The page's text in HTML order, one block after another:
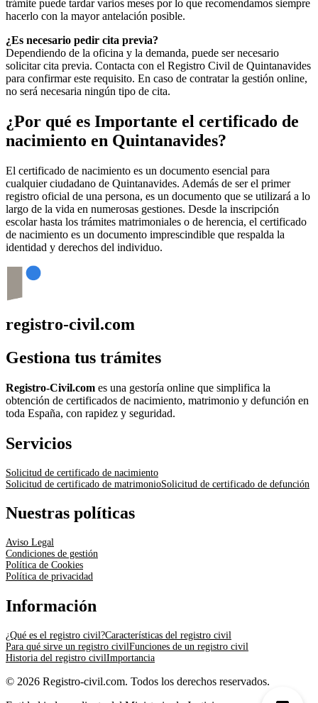
trámite puede tardar varios meses por lo que recomendamos siempre
hacerlo con la mayor antelación posible.
¿Es necesario pedir cita previa?
Dependiendo de la oficina y la demanda, puede ser necesario
solicitar cita previa. Contacta con el Registro Civil de Quintanavides
para confirmar este requisito. En caso de contratar la gestión online,
no será necesaria ningún tipo de cita.
¿Por qué es Importante el certificado de
nacimiento en Quintanavides?
El certificado de nacimiento es un documento esencial para
cualquier ciudadano de Quintanavides. Además de ser el primer
registro oficial de una persona, es un documento que se utilizará a lo
largo de la vida en numerosas gestiones. Desde la inscripción
escolar hasta los trámites matrimoniales o de herencia, el certificado
de nacimiento es un documento imprescindible que respalda la
identidad y derechos del individuo.
registro-civil.com
Gestiona tus trámites
Registro-Civil.com es una gestoría online que simplifica la
obtención de certificados de nacimiento, matrimonio y defunción en
toda España, con rapidez y seguridad.
Servicios
Solicitud de certificado de nacimiento
Solicitud de certificado de matrimonioSolicitud de certificado de defunción
Nuestras políticas
Aviso Legal
Condiciones de gestión
Política de Cookies
Política de privacidad
Información
¿Qué es el registro civil?Características del registro civil
Para qué sirve un registro civilFunciones de un registro civil
Historia del registro civilImportancia
© 2026 Registro-civil.com. Todos los derechos reservados.